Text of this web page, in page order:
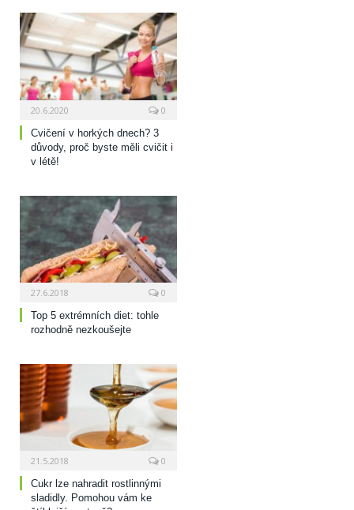
20.6.2020
0
Cvičení v horkých dnech? 3
důvody, proč byste měli cvičit i
v létě!
27.6.2018
0
Top 5 extrémních diet: tohle
rozhodně nezkoušejte
21.5.2018
0
Cukr lze nahradit rostlinnými
sladidly. Pomohou vám ke